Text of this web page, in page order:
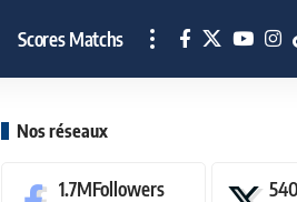
Scores Matchs
Nos réseaux
1.7MFollowers